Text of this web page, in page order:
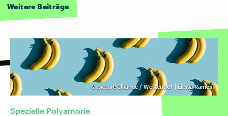
Weitere Beiträge
© picture alliance / Westend61 | Eloisa Ramos
Spezielle Polyamorie